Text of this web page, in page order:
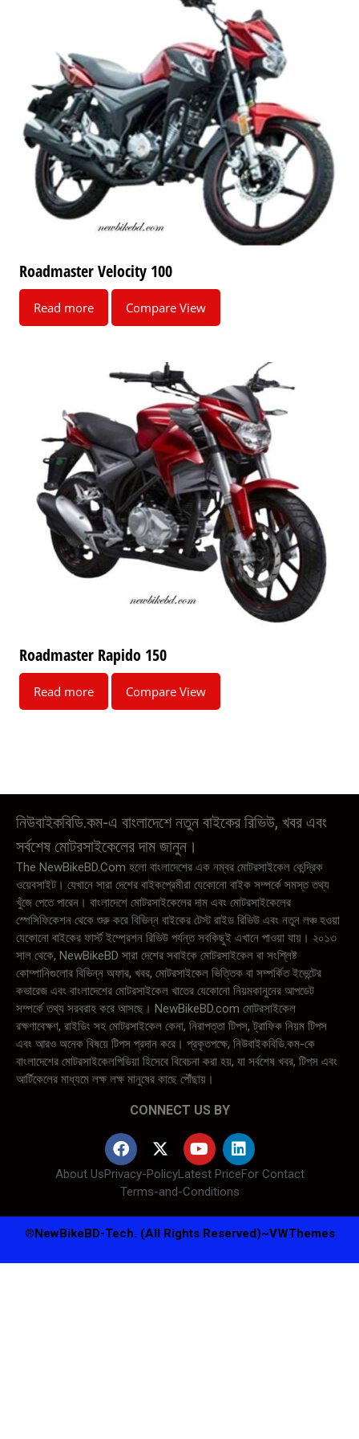
Roadmaster Velocity 100
Read more Compare View
Roadmaster Rapido 150
Read more Compare View
নিউবাইকবিডি.কম-এ বাংলাদেশে নতুন বাইকের রিভিউ, খবর এবং
সর্বশেষ মোটরসাইকেলের দাম জানুন।
The NewBikeBD.Com হলো বাংলাদেশের এক নম্বর মোটরসাইকেল কেন্দ্রিক
ওয়েবসাইট। যেখানে সারা দেশের বাইকপ্রেমীরা যেকোনো বাইক সম্পর্কে সমস্ত তথ্য
খুঁজে পেতে পারেন। বাংলাদেশে মোটরসাইকেলের দাম এবং মোটরসাইকেলের
স্পেসিফিকেশন থেকে শুরু করে বিভিন্ন বাইকের টেস্ট রাইড রিভিউ এবং নতুন লঞ্চ হওয়া
যেকোনো বাইকের ফার্স্ট ইম্প্রেশন রিভিউ পর্যন্ত সবকিছুই এখানে পাওয়া যায়। ২০১৩
সাল থেকে, NewBikeBD সারা দেশের সবাইকে মোটরসাইকেল বা সংশ্লিষ্ট
কোম্পানিগুলোর বিভিন্ন অফার, খবর, মোটরসাইকেল ভিত্তিক বা সম্পর্কিত ইভেন্টের
কভারেজ এবং বাংলাদেশের মোটরসাইকেল খাতের যেকোনো নিয়মকানুনের আপডেট
সম্পর্কে তথ্য সরবরাহ করে আসছে। NewBikeBD.com মোটরসাইকেল
রক্ষণাবেক্ষণ, রাইডিং সহ মোটরসাইকেল কেনা, নিরাপত্তা টিপস, ট্রাফিক নিয়ম টিপস
এবং আরও অনেক বিষয়ে টিপস প্রদান করে। প্রকৃতপক্ষে, নিউবাইকবিডি.কম-কে
বাংলাদেশের মোটরসাইকেলপিডিয়া হিসেবে বিবেচনা করা হয়, যা সর্বশেষ খবর, টিপস এবং
আর্টিকেলের মাধ্যমে লক্ষ লক্ষ মানুষের কাছে পৌঁছায়।
CONNECT US BY
About UsPrivacy-PolicyLatest PriceFor Contact
Terms-and-Conditions
®NewBikeBD-Tech. (All Rights Reserved)~VWThemes